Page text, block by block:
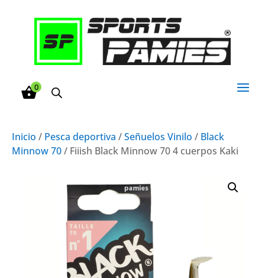
0
Inicio / Pesca deportiva /Señuelos Vinilo / Black
Minnow 70/ Fiiish Black Minnow 70 4 cuerpos Kaki